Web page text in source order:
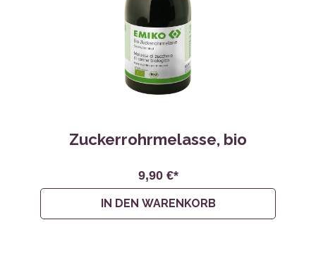
Zuckerrohrmelasse, bio
9,90 €*
IN DEN WARENKORB